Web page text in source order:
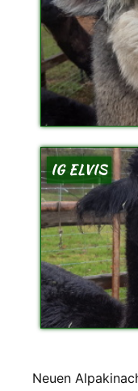
IG ELVIS
Neuen